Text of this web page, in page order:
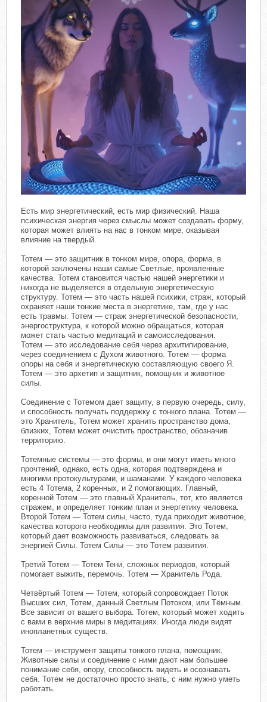
Есть мир энергетический, есть мир физический. Наша
психическая энергия через смыслы может создавать форму,
которая может влиять на нас в тонком мире, оказывая
влияние на твердый.
Тотем — это защитник в тонком мире, опора, форма, в
которой заключены наши самые Светлые, проявленные
качества. Тотем становится частью нашей энергетики и
никогда не выделяется в отдельную энергетическую
структуру. Тотем — это часть нашей психики, страж, который
охраняет наши тонкие места в энергетике, там, где у нас
есть травмы. Тотем — страж энергетической безопасности,
энергоструктура, к которой можно обращаться, которая
может стать частью медитаций и самоисследования.
Тотем — это исследование себя через архитипирование,
через соединением с Духом животного. Тотем — форма
опоры на себя и энергетическую составляющую своего Я.
Тотем — это архетип и защитник, помощник и животное
силы.
Соединение с Тотемом дает защиту, в первую очередь, силу,
и способность получать поддержку с тонкого плана. Тотем —
это Хранитель, Тотем может хранить пространство дома,
близких, Тотем может очистить пространство, обозначив
территорию.
Тотемные системы — это формы, и они могут иметь много
прочтений, однако, есть одна, которая подтверждена и
многими протокультурами, и шаманами. У каждого человека
есть 4 Тотема, 2 коренных, и 2 помогающих. Главный,
коренной Тотем — это главный Хранитель, тот, кто является
стражем, и определяет тонким план и энергетику человека.
Второй Тотем — Тотем силы, часто, туда приходит животное,
качества которого необходимы для развития. Это Тотем,
который дает возможность развиваться, следовать за
энергией Силы. Тотем Силы — это Тотем развития.
Третий Тотем — Тотем Тени, сложных периодов, который
помогает выжить, перемочь. Тотем — Хранитель Рода.
Четвёртый Тотем — Тотем, который сопровождает Поток
Высших сил, Тотем, данный Светлым Потоком, или Тёмным.
Все зависит от вашего выбора. Тотем, который может ходить
с вами в верхние миры в медитациях. Иногда люди видят
инопланетных существ.
Тотем — инструмент защиты тонкого плана, помощник.
Животные силы и соединение с ними дают нам большее
понимание себя, опору, способность видеть и осознавать
себя. Тотем не достаточно просто знать, с ним нужно уметь
работать.